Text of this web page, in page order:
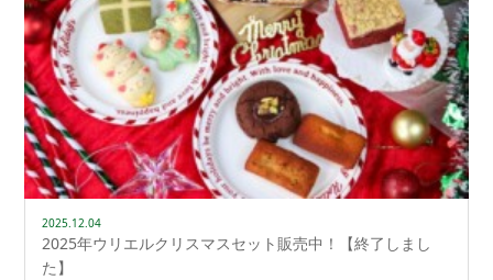
2025.12.04
2025年ウリエルクリスマスセット販売中！【終了しまし
た】